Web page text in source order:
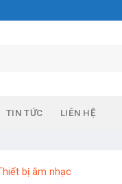
TIN TỨC LIÊN HỆ
bị âm nhạc